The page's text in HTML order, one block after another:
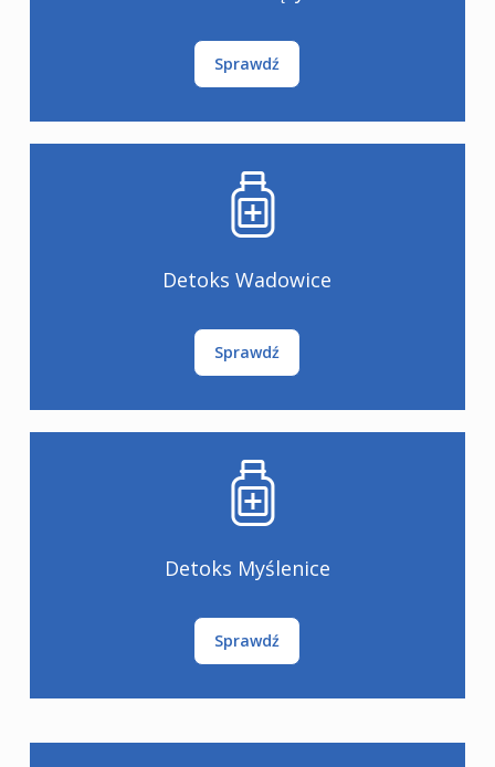
Sprawdź
Detoks Wadowice
Sprawdź
Detoks Myślenice
Sprawdź